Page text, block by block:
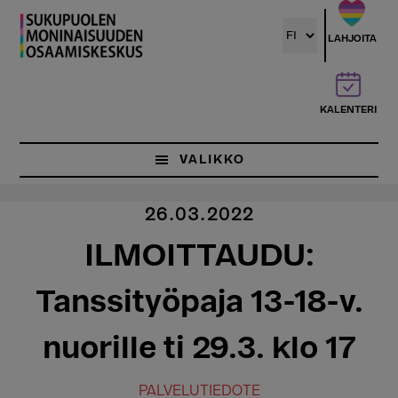
Hyppää
pääsisältöön
LAHJOITA
KALENTERI
VALIKKO
26.03.2022
ILMOITTAUDU:
Tanssityöpaja 13-18-v.
nuorille ti 29.3. klo 17
PALVELUTIEDOTE